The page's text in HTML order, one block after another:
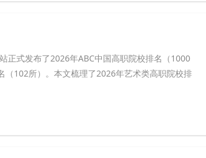
正式发布了2026年ABC中国高职院校排名（1000
（102所）。本文梳理了2026年艺术类高职院校排